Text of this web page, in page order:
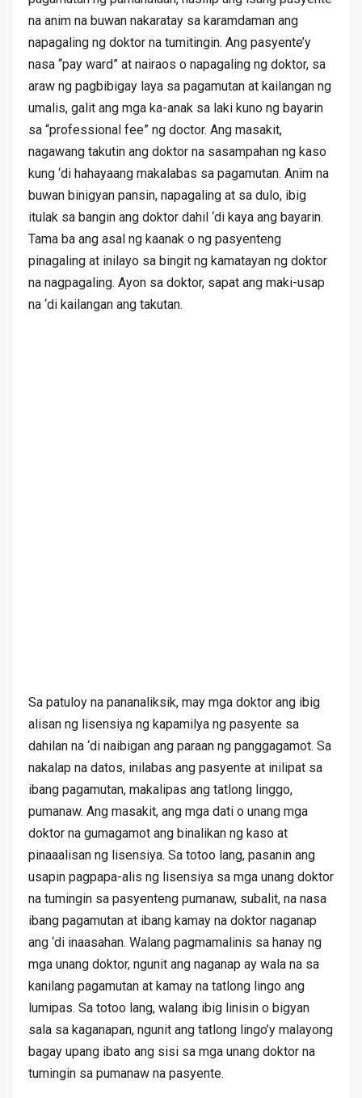
na anim na buwan nakaratay sa karamdaman ang
napagaling ng doktor na tumitingin. Ang pasyente’y
nasa “pay ward” at nairaos o napagaling ng doktor, sa
araw ng pagbibigay laya sa pagamutan at kailangan ng
umalis, galit ang mga ka-anak sa laki kuno ng bayarin
sa “professional fee” ng doctor. Ang masakit,
nagawang takutin ang doktor na sasampahan ng kaso
kung ‘di hahayaang makalabas sa pagamutan. Anim na
buwan binigyan pansin, napagaling at sa dulo, ibig
itulak sa bangin ang doktor dahil ‘di kaya ang bayarin.
Tama ba ang asal ng kaanak o ng pasyenteng
pinagaling at inilayo sa bingit ng kamatayan ng doktor
na nagpagaling. Ayon sa doktor, sapat ang maki-usap
na ‘di kailangan ang takutan.
Sa patuloy na pananaliksik, may mga doktor ang ibig
alisan ng lisensiya ng kapamilya ng pasyente sa
dahilan na ‘di naibigan ang paraan ng panggagamot. Sa
nakalap na datos, inilabas ang pasyente at inilipat sa
ibang pagamutan, makalipas ang tatlong linggo,
pumanaw. Ang masakit, ang mga dati o unang mga
doktor na gumagamot ang binalikan ng kaso at
pinaaalisan ng lisensiya. Sa totoo lang, pasanin ang
usapin pagpapa-alis ng lisensiya sa mga unang doktor
na tumingin sa pasyenteng pumanaw, subalit, na nasa
ibang pagamutan at ibang kamay na doktor naganap
ang ‘di inaasahan. Walang pagmamalinis sa hanay ng
mga unang doktor, ngunit ang naganap ay wala na sa
kanilang pagamutan at kamay na tatlong lingo ang
lumipas. Sa totoo lang, walang ibig linisin o bigyan
sala sa kaganapan, ngunit ang tatlong lingo’y malayong
bagay upang ibato ang sisi sa mga unang doktor na
tumingin sa pumanaw na pasyente.